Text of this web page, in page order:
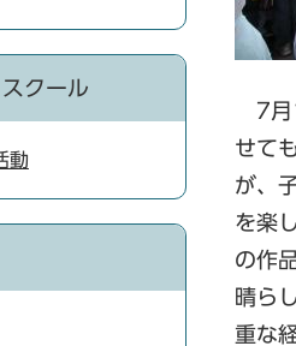
7月
せて
が、
を楽
の作
晴ら
重な
クール
動